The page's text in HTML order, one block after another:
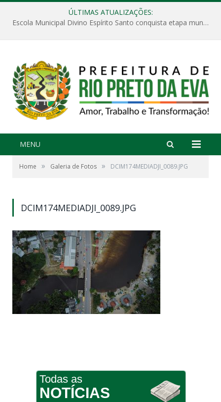
ÚLTIMAS ATUALIZAÇÕES:
Escola Municipal Divino Espírito Santo conquista etapa municipal da V Feira Amazonense de Matemática
MENU
Home » Galeria de Fotos » DCIM174MEDIADJI_0089.JPG
DCIM174MEDIADJI_0089.JPG
Todas as
NOTÍCIAS